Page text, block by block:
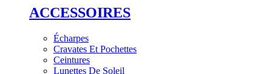
ACCESSOIRES
Écharpes
Cravates Et Pochettes
Ceintures
Lunettes De Soleil